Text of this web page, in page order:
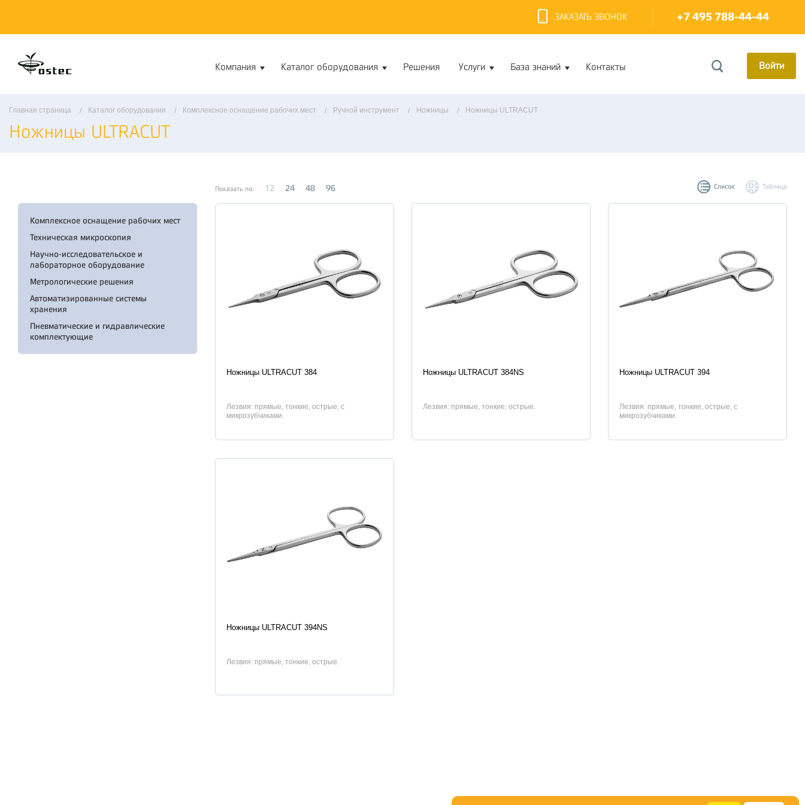
ЗАКАЗАТЬ ЗВОНОК +7 495 788-44-44
Компания Каталог оборудования Решения Услуги База знаний Контакты Войти
Главная страница Каталог оборудования Комплексное оснащение рабочих мест Ручной инструмент Ножницы Ножницы ULTRACUT
Ножницы ULTRACUT
Показать по: 12 24 48 96 Список Таблица
Ножницы ULTRACUT 384
Лезвия: прямые, тонкие, острые, с
микрозубчиками.
Ножницы ULTRACUT 384NS
Лезвия: прямые, тонкие, острые.
Ножницы ULTRACUT 394
Лезвия: прямые, тонкие, острые, с
микрозубчиками.
Ножницы ULTRACUT 394NS
Лезвия: прямые, тонкие, острые.
Комплексное оснащение рабочих мест
Техническая микроскопия
Научно-исследовательское и
лабораторное оборудование
Метрологические решения
Автоматизированные системы
хранения
Пневматические и гидравлические
комплектующие